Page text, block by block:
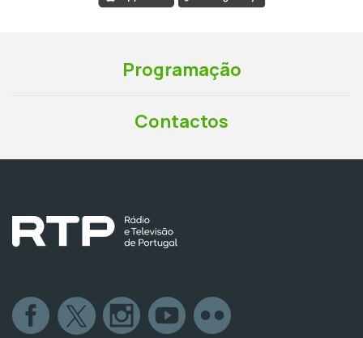
Programação
Contactos